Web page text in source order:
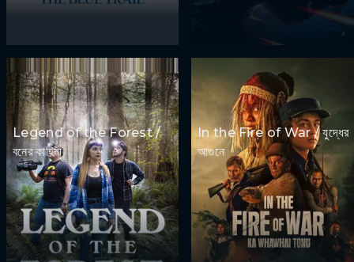
Legend of the Forest /
বনের কাহিনী
In the Fire of War / যুদ্ধের
আগুনে